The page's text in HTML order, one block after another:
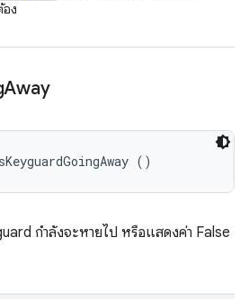
ง
Away
()
กำลังจะหายไป หรือแสดงค่า False